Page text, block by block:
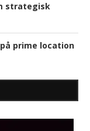
strategisk
prime location